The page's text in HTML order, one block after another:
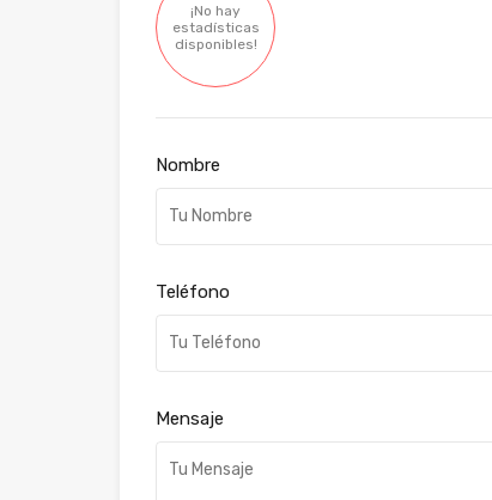
¡No hay
estadísticas
disponibles!
Nombre
Teléfono
Mensaje